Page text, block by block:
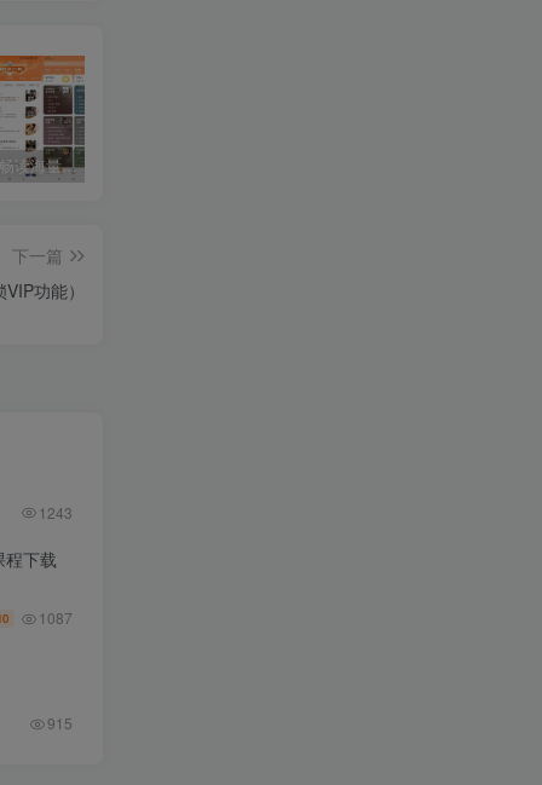
月鼠小说-畅读海量小说（解锁VIP）
下一篇
功能）
1243
下载
1087
915